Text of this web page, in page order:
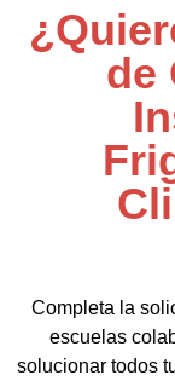
de
Completa la
escuelas
solucionar todos